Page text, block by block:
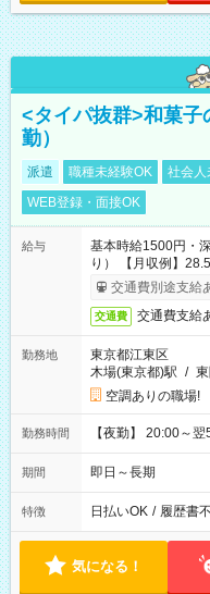
<タイパ抜群>和菓子
勤）
派遣 職種未経験OK 社会人
WEB登録・面接OK
給与
基本時給1500円・
り） 【月収例】
合）交通費別途支給
交通費 交通費支給
勤務地
東京都江東区
木場(東京都)駅 /
空調ありの職場!
勤務時間 【夜勤】 20:00～
期間 即日～長期
特徴 日払いOK / 履歴書
気になる！